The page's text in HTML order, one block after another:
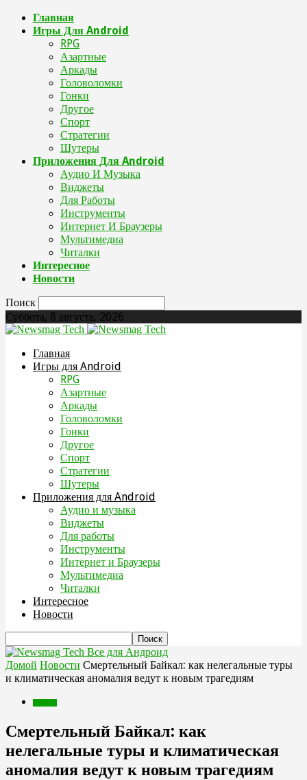
Главная
Игры Для Android
RPG
Азартные
Аркады
Головоломки
Гонки
Другое
Спорт
Стратегии
Шутеры
Приложения Для Android
Аудио И Музыка
Виджеты
Для Работы
Инструменты
Интернет И Браузеры
Мультимедиа
Читалки
Интересное
Новости
Поиск
Суббота, 8 августа, 2026
Главная
Игры для Android
RPG
Азартные
Аркады
Головоломки
Гонки
Другое
Спорт
Стратегии
Шутеры
Приложения для Android
Аудио и музыка
Виджеты
Для работы
Инструменты
Интернет и Браузеры
Мультимедиа
Читалки
Интересное
Новости
Все для Андроид
Домой Новости Смертельный Байкал: как нелегальные туры
и климатическая аномалия ведут к новым трагедиям
Смертельный Байкал: как
нелегальные туры и климатическая
аномалия ведут к новым трагедиям